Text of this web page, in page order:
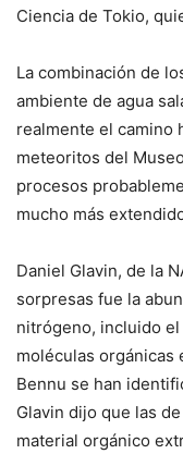
Ciencia de Tokio,
La combinación de
ambiente de agua
realmente el camino
meteoritos del
procesos
mucho más
Daniel Glavin, de la
sorpresas fue la
nitrógeno, incluido el
moléculas orgánicas
Bennu se han
Glavin dijo que las
material orgánico